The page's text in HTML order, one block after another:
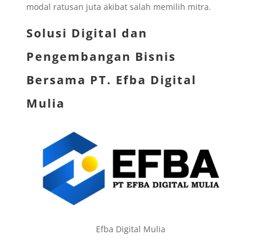
modal ratusan juta akibat salah memilih mitra.
Solusi Digital dan
Pengembangan Bisnis
Bersama PT. Efba Digital
Mulia
Efba Digital Mulia